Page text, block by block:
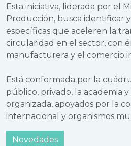
Esta iniciativa, liderada por el
Producción, busca identificar
específicas que aceleren la
circularidad en el sector, con
manufacturera y el comercio
Está conformada por la
público, privado, la academia y
organizada, apoyados por la
internacional y organismos
Novedades